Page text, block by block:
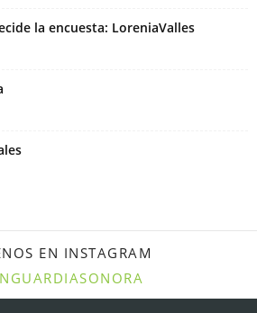
la encuesta: LoreniaValles
EN INSTAGRAM